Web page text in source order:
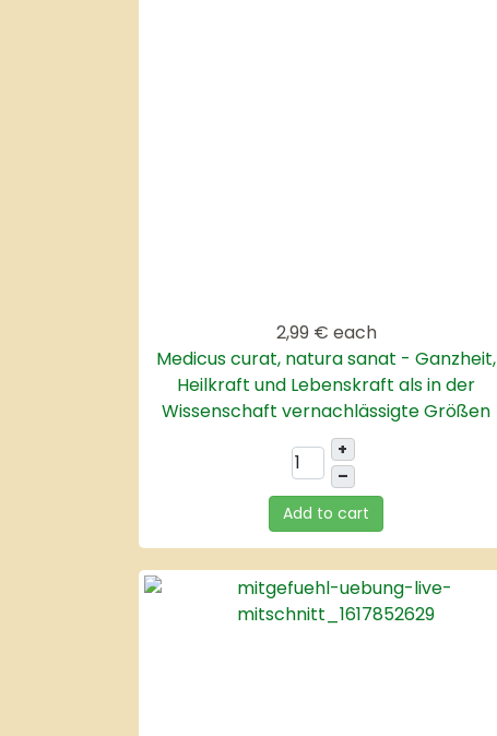
2,99 € each
Medicus curat, natura sanat - Ganzheit,
Heilkraft und Lebenskraft als in der
Wissenschaft vernachlässigte Größen
+
–
Add to cart